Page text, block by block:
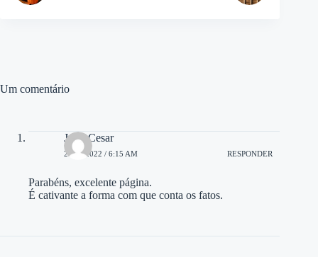
Um comentário
Julio Cesar
20/11/2022 / 6:15 AM RESPONDER
Parabéns, excelente página.
É cativante a forma com que conta os fatos.